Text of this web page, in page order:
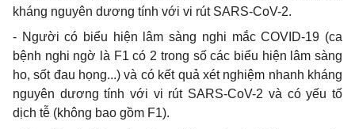
kháng nguyên dương tính với vi rút SARS-CoV-2.
- Người có biểu hiện lâm sàng nghi mắc COVID-19 (ca
bệnh nghi ngờ là F1 có 2 trong số các biểu hiện lâm sàng
ho, sốt đau họng...) và có kết quả xét nghiệm nhanh kháng
nguyên dương tính với vi rút SARS-CoV-2 và có yếu tố
dịch tễ (không bao gồm F1).